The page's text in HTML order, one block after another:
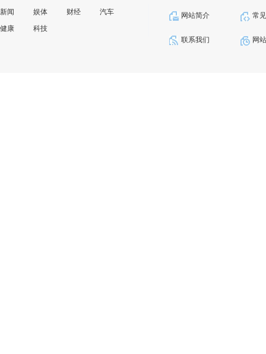
新闻 娱体 财经
汽车
健康
科技
网站简介 常
联系我们 网